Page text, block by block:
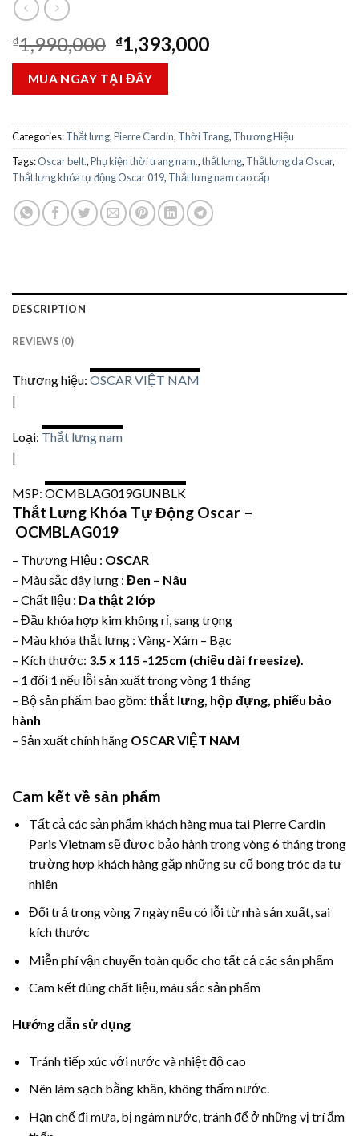
₫1,990,000 ₫1,393,000
MUA NGAY TẠI ĐÂY
Categories:Thắt lưng,Pierre Cardin, Thời Trang, Thương Hiệu
Tags:Oscar belt.,Phụ kiện thời trang nam.,thắt lưng, Thắt lưng da Oscar,
Thắt lưng khóa tự động Oscar 019, Thắt lưng nam cao cấp
DESCRIPTION
REVIEWS (0)
Thương hiệu: OSCAR VIỆT NAM
|
Loại: Thắt lưng nam
|
MSP: OCMBLAG019GUNBLK
Thắt Lưng Khóa Tự Động Oscar –
OCMBLAG019
– Thương Hiệu : OSCAR
– Màu sắc dây lưng : Đen – Nâu
– Chất liệu : Da thật 2 lớp
– Đầu khóa hợp kim không rỉ, sang trọng
– Màu khóa thắt lưng : Vàng- Xám – Bạc
– Kích thước: 3.5 x 115 -125cm (chiều dài freesize).
– 1 đổi 1 nếu lỗi sản xuất trong vòng 1 tháng
– Bộ sản phẩm bao gồm: thắt lưng, hộp đựng, phiếu bảo
hành
– Sản xuất chính hãng OSCAR VIỆT NAM
Cam kết về sản phẩm
Tất cả các sản phẩm khách hàng mua tại Pierre Cardin
Paris Vietnam sẽ được bảo hành trong vòng 6 tháng trong
trường hợp khách hàng gặp những sự cố bong tróc da tự
nhiên
Đổi trả trong vòng 7 ngày nếu có lỗi từ nhà sản xuất, sai
kích thước
Miễn phí vận chuyển toàn quốc cho tất cả các sản phẩm
Cam kết đúng chất liệu, màu sắc sản phẩm
Hướng dẫn sử dụng
Tránh tiếp xúc với nước và nhiệt độ cao
Nên làm sạch bằng khăn, không thấm nước.
Hạn chế đi mưa, bị ngâm nước, tránh để ở những vị trí ẩm